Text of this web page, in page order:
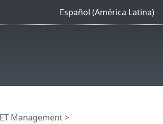
Español (América Latina)
Management>